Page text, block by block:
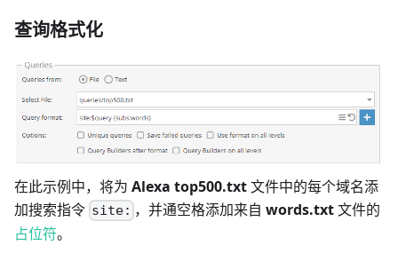
查询格式化
在此示例中，将为 Alexa top500.txt文件中的每个域名添
加搜索指令 site: ，并通空格添加来自words.txt文件的
占位符。